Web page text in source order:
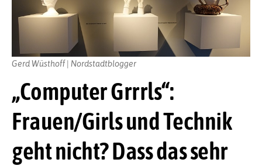
„Computer Grrrls“:
Frauen/Girls und Technik
geht nicht? Dass das sehr
Gerd Wüsthoff | Nordstadtblogger